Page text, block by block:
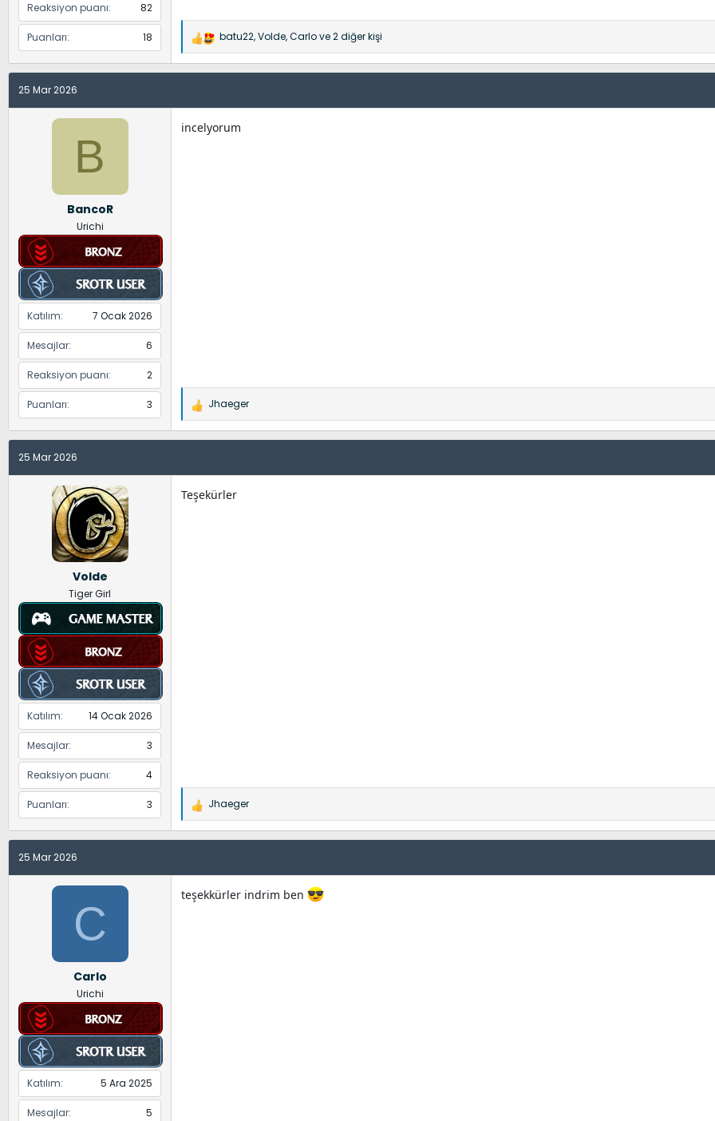
Reaksiyon puanı 82
Puanları 18
İ
a
e
l
batu22,Volde,Carlove 2 diğer kişi
25 Mar 2026
B
BancoR
Urichi
Katılım 7 Ocak 2026
Mesajlar 6
Reaksiyon puanı 2
Puanları 3
incelyorum
İ
a
e
l
e
Jhaeger
25 Mar 2026
Volde
Tiger Girl
Katılım 14 Ocak 2026
Mesajlar 3
Reaksiyon puanı 4
Puanları 3
Teşekürler
İ
a
e
l
e
Jhaeger
25 Mar 2026
C
Carlo
Urichi
Katılım 5 Ara 2025
Mesajlar 5
teşekkürler indrim ben